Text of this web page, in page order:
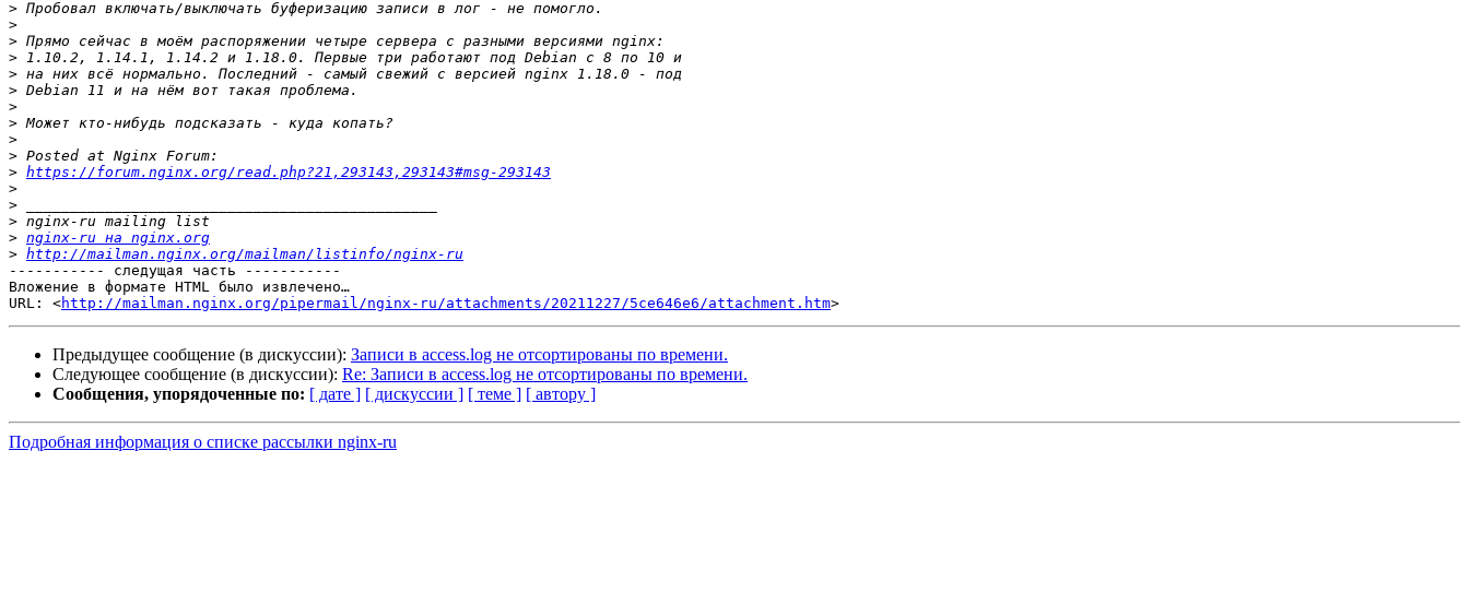
>
>
>
>
>
>
>
>
>
>
> https://forum.nginx.org/read.php?21,293143,293143#msg-293143
>
>
>
> nginx-ru на nginx.org
> http://mailman.nginx.org/mailman/listinfo/nginx-ru
----------- следущая часть -----------
Вложение в формате HTML было извлечено…
URL: <http://mailman.nginx.org/pipermail/nginx-ru/attachments/20211227/5ce646e6/attachment.htm
Предыдущее сообщение (в дискуссии): Записи в access.log не отсортированы по времени.
Следующее сообщение (в дискуссии): Re: Записи в access.log не отсортированы по времени.
Сообщения, упорядоченные по: [ дате ] [ дискуссии ] [ теме ] [ автору ]
Подробная информация о списке рассылки nginx-ru